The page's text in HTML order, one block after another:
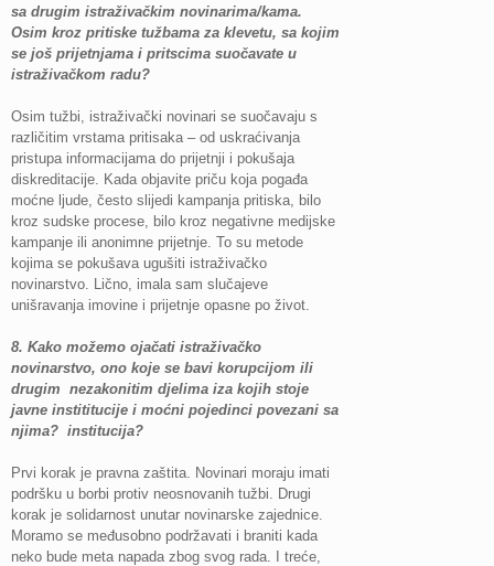
sa drugim istraživačkim novinarima/kama.
Osim kroz pritiske tužbama za klevetu, sa kojim
se još prijetnjama i pritscima suočavate u
istraživačkom radu?
Osim tužbi, istraživački novinari se suočavaju s
različitim vrstama pritisaka – od uskraćivanja
pristupa informacijama do prijetnji i pokušaja
diskreditacije. Kada objavite priču koja pogađa
moćne ljude, često slijedi kampanja pritiska, bilo
kroz sudske procese, bilo kroz negativne medijske
kampanje ili anonimne prijetnje. To su metode
kojima se pokušava ugušiti istraživačko
novinarstvo. Lično, imala sam slučajeve
unišravanja imovine i prijetnje opasne po život.
8. Kako možemo ojačati istraživačko
novinarstvo, ono koje se bavi korupcijom ili
drugim nezakonitim djelima iza kojih stoje
javne instititucije i moćni pojedinci povezani sa
njima? institucija?
Prvi korak je pravna zaštita. Novinari moraju imati
podršku u borbi protiv neosnovanih tužbi. Drugi
korak je solidarnost unutar novinarske zajednice.
Moramo se međusobno podržavati i braniti kada
neko bude meta napada zbog svog rada. I treće,